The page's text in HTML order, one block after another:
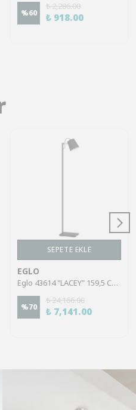
%60
₺ 2,286.00
₺ 918.00
SEPETE EKLE
EGLO
Eglo 43614 "LACEY" 159,5 Cm Yüksekliğinde Çelik, Ahşap Köşe Lambası Lambader
%70
₺ 24,166.00
₺ 7,141.00